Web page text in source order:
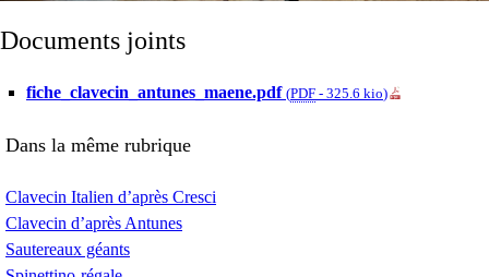
Documents joints
fiche_clavecin_antunes_maene.pdf (PDF - 325.6 kio)
Dans la même rubrique
Clavecin Italien d’après Cresci
Clavecin d’après Antunes
Sautereaux géants